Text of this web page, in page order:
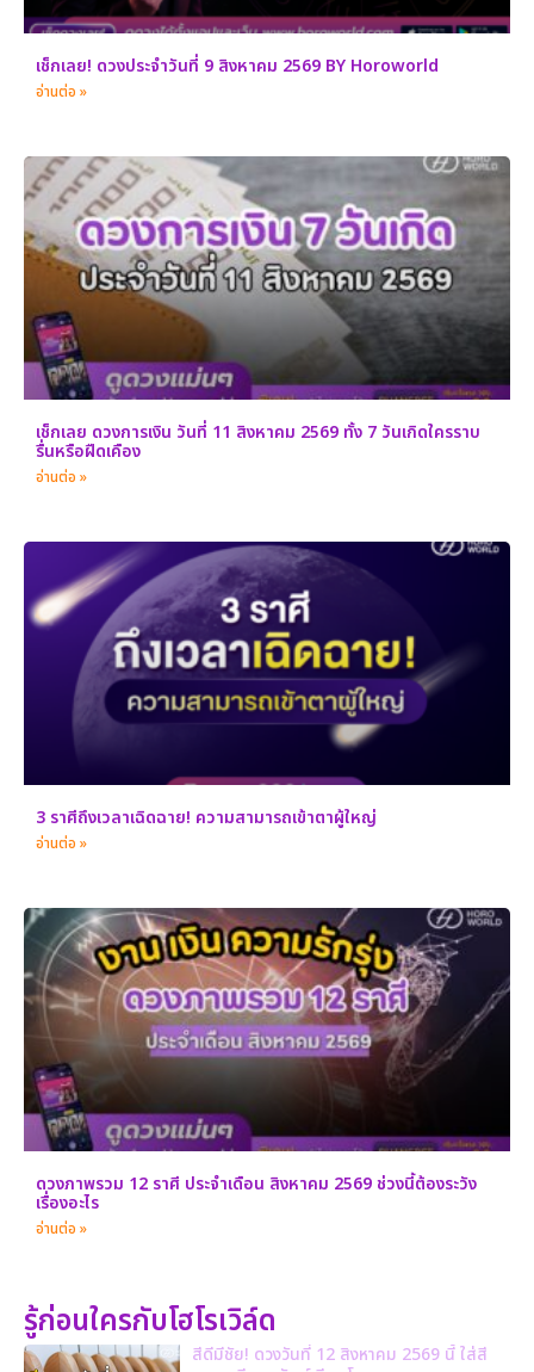
เช็กเลย! ดวงประจำวันที่ 9 สิงหาคม 2569 BY Horoworld
อ่านต่อ »
เช็กเลย ดวงการเงิน วันที่ 11 สิงหาคม 2569 ทั้ง 7 วันเกิดใครราบ
รื่นหรือฝืดเคือง
อ่านต่อ »
3 ราศีถึงเวลาเฉิดฉาย! ความสามารถเข้าตาผู้ใหญ่
อ่านต่อ »
ดวงภาพรวม 12 ราศี ประจำเดือน สิงหาคม 2569 ช่วงนี้ต้องระวัง
เรื่องอะไร
อ่านต่อ »
รู้ก่อนใครกับโฮโรเวิล์ด
สีดีมีชัย! ดวงวันที่ 12 สิงหาคม 2569 นี้ ใส่สี